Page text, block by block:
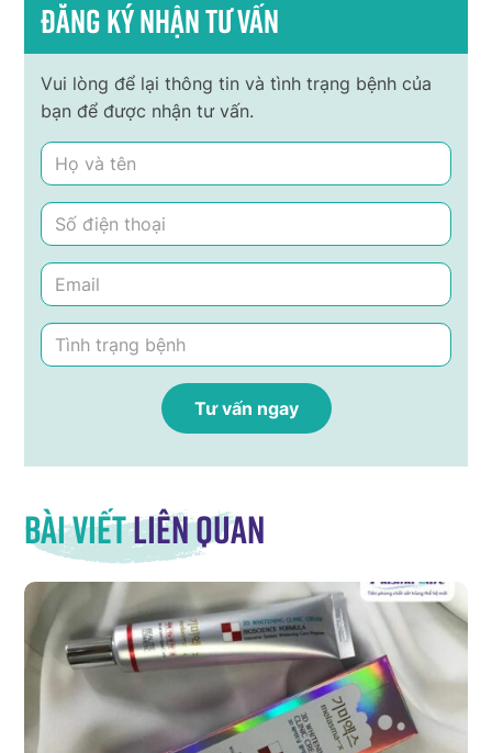
Đăng ký nhận tư vấn
Vui lòng để lại thông tin và tình trạng bệnh của
bạn để được nhận tư vấn.
Bài viếtliên quan